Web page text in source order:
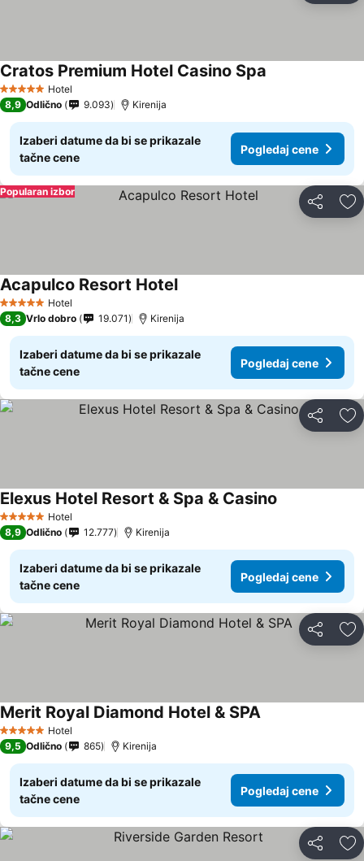
5 ZvezdiceHotel
Cratos Premium Hotel Casino Spa
8,9 Odlično 9.093 Kirenija
Izaberi datume da bi se prikazale
tačne cene
Pogledaj cene
Deli
Popularan izbor
5 ZvezdiceHotel
Acapulco Resort HotelPogledaj cene
8,3 Vrlo dobro 19.071 Kirenija
Izaberi datume da bi se prikazale
tačne cene
Pogledaj cene
Deli
5 ZvezdiceHotel
Elexus Hotel Resort & Spa & Casino
8,9 Odlično 12.777 Kirenija
Izaberi datume da bi se prikazale
tačne cene
Pogledaj cene
Deli
5 ZvezdiceHotel
Merit Royal Diamond Hotel & SPAPogledaj cene
9,5 Odlično 865 Kirenija
Izaberi datume da bi se prikazale
tačne cene
Pogledaj cene
Deli